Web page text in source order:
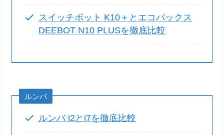
スイッチボット K10＋とエコバックス
DEEBOT N10 PLUSを徹底比較
ルンバ
ルンバ i2とi7を徹底比較